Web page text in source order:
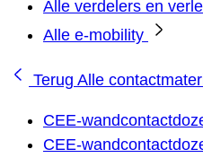
Alle verdelers en
Alle e-mobility
Terug Alle
CEE-
CEE-